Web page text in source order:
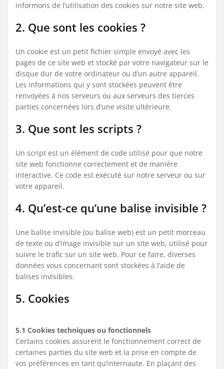
informons de l’utilisation des cookies sur notre site web.
2. Que sont les cookies ?
Un cookie est un petit fichier simple envoyé avec les
pages de ce site web et stocké par votre navigateur sur le
disque dur de votre ordinateur ou d’un autre appareil.
Les informations qui y sont stockées peuvent être
renvoyées à nos serveurs ou aux serveurs des tierces
parties concernées lors d’une visite ultérieure.
3. Que sont les scripts ?
Un script est un élément de code utilisé pour que notre
site web fonctionne correctement et de manière
interactive. Ce code est exécuté sur notre serveur ou sur
votre appareil.
4. Qu’est-ce qu’une balise invisible ?
Une balise invisible (ou balise web) est un petit morceau
de texte ou d’image invisible sur un site web, utilisé pour
suivre le trafic sur un site web. Pour ce faire, diverses
données vous concernant sont stockées à l’aide de
balises invisibles.
5. Cookies
5.1 Cookies techniques ou fonctionnels
Certains cookies assurent le fonctionnement correct de
certaines parties du site web et la prise en compte de
vos préférences en tant qu’internaute. En plaçant des